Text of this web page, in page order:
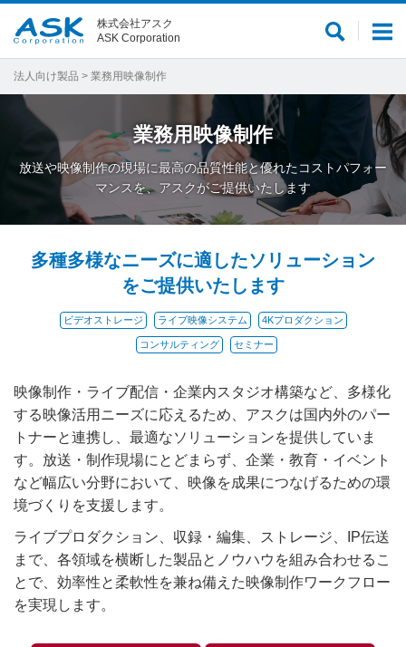
メ
ー
サ
内
株式会社アスク
ASK Corporation
法人向け製品 > 業務用映像制作
業務用映像制作
放送や映像制作の現場に最高の品質性能と優れたコストパフォー
マンスを、アスクがご提供いたします
多種多様なニーズに適したソリューション
をご提供いたします
ビデオストレージ ライブ映像システム 4Kプロダクション
コンサルティング セミナー
映像制作・ライブ配信・企業内スタジオ構築など、多様化
する映像活用ニーズに応えるため、アスクは国内外のパー
トナーと連携し、最適なソリューションを提供していま
す。放送・制作現場にとどまらず、企業・教育・イベント
など幅広い分野において、映像を成果につなげるための環
境づくりを支援します。
ライブプロダクション、収録・編集、ストレージ、IP伝送
まで、各領域を横断した製品とノウハウを組み合わせるこ
とで、効率性と柔軟性を兼ね備えた映像制作ワークフロー
を実現します。